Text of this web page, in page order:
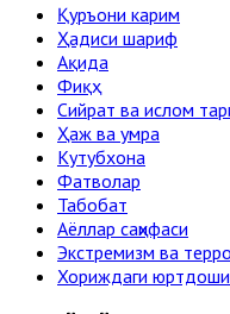
Қуръони карим
Ҳадиси шариф
Ақида
Фиқҳ
Сийрат ва ислом
Ҳаж ва умра
Кутубхона
Фатволар
Табобат
Аёллар саҳифаси
Экстремизм ва
Хориждаги